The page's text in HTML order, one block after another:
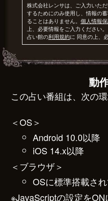
株式会社レンサは、ご入力いた
するためにのみ使用し、情報の
ることはありません。 個人情報
上、必要情報をご入力ください
占い館の利用規約に 同意の上、
動
この占い番組は、次の
＜OS＞
Android 10.0以降
iOS 14.x以降
＜ブラウザ＞
OSに標準搭載され
※JavaScriptの設定をON